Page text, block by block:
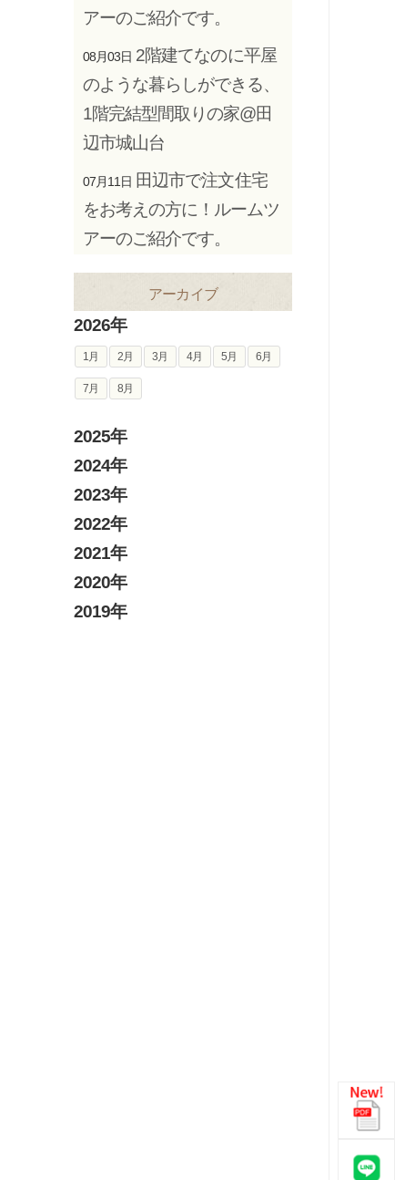
アーのご紹介です。
08月03日 2階建てなのに平屋
のような暮らしができる、
1階完結型間取りの家@田
辺市城山台
07月11日 田辺市で注文住宅
をお考えの方に！ルームツ
アーのご紹介です。
アーカイブ
2026年
1月 2月 3月 4月 5月 6月
7月 8月
2025年
2024年
2023年
2022年
2021年
2020年
2019年